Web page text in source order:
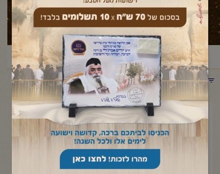
ראשי/עלון לשבת /שמות/תצוה /פרשת תצווה
תפריט קטגוריות
פרשת תצווה
מרץ 6, 2025
העלון השבועי מישיבת "קול רינה- רב פעלים" |שבט תשפ"ה
להדפסה והורדה בקובץ pdf לחץ כאן>